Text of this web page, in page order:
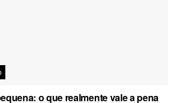
o que realmente vale a pena